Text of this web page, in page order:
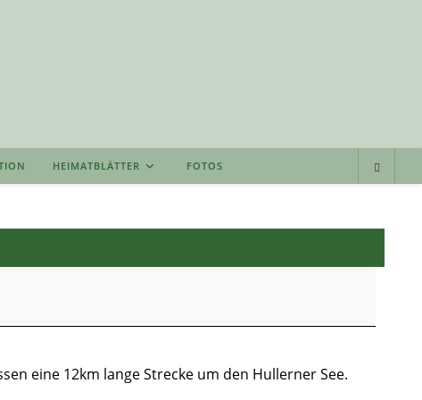
HEIMATBLÄTTER FOTOS
eine 12km lange Strecke um den Hullerner See.